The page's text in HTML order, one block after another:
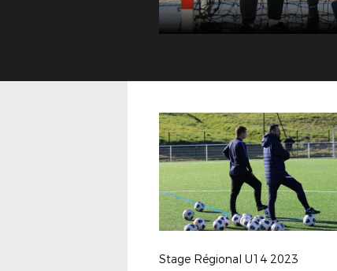
Stage Régional U14 2023